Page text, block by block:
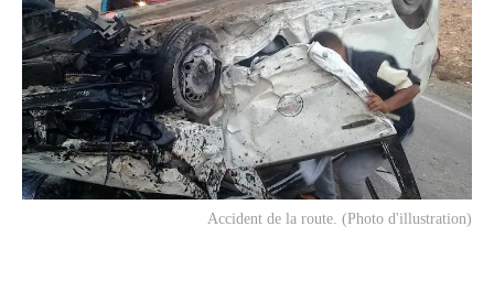
Accident de la route. (Photo d'illustration)